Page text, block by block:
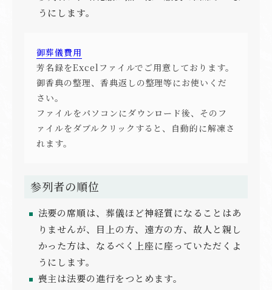
うにします。
御葬儀費用
芳名録をExcelファイルでご用意しております。
御香典の整理、香典返しの整理等にお使いくだ
さい。
ファイルをパソコンにダウンロード後、そのフ
ァイルをダブルクリックすると、自動的に解凍さ
れます。
参列者の順位
法要の席順は、葬儀ほど神経質になることはあ
りませんが、目上の方、遠方の方、故人と親し
かった方は、なるべく上座に座っていただくよ
うにします。
喪主は法要の進行をつとめます。